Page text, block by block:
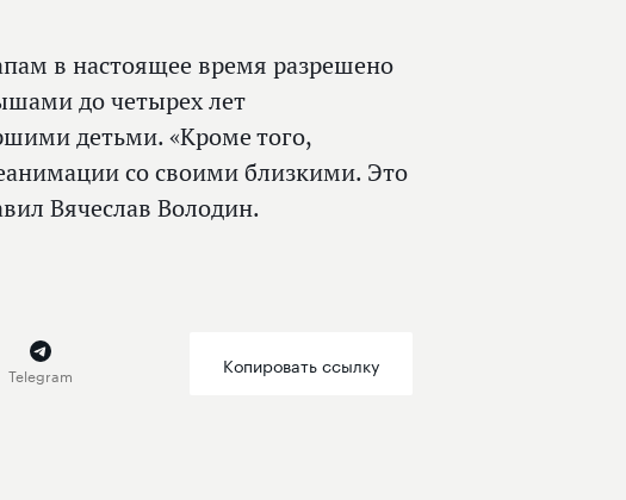
в настоящее время разрешено
до четырех лет
детьми. «Кроме того,
со своими близкими. Это
Вячеслав Володин.
Telegram Копировать ссылку